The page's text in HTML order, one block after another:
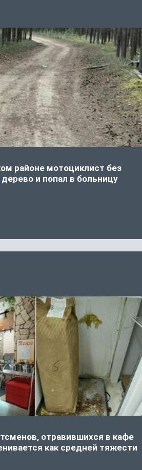
районе мотоциклист без
и попал в больницу
отравившихся в кафе
как средней тяжести